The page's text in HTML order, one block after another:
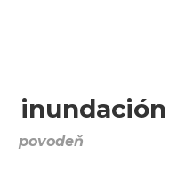
inundación
povodeň